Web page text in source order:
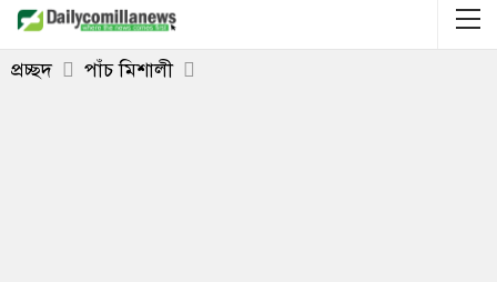
প্রচ্ছদ পাঁচ মিশালী